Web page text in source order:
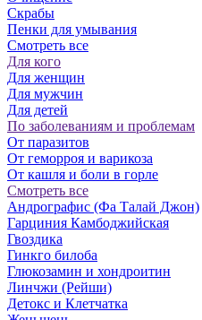
Скрабы
Пенки для умывания
Смотреть все
Для кого
Для женщин
Для мужчин
Для детей
По заболеваниям и проблемам
От паразитов
Oт геморроя и варикоза
От кашля и боли в горле
Смотреть все
Андрографис (Фа Талай Джон)
Гарциния Камбоджийская
Гвоздика
Гинкго билоба
Глюкозамин и хондроитин
Линчжи (Рейши)
Детокс и Клетчатка